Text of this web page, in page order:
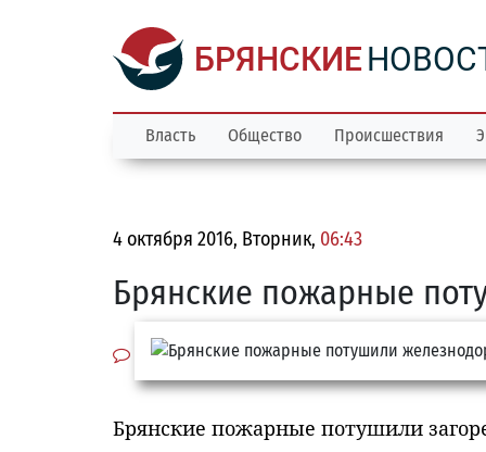
БРЯНСКИЕ
Власть Общество Происшествия
4 октября 2016, Вторник, 06:43
Брянские пожарные
Брянские пожарные потушили